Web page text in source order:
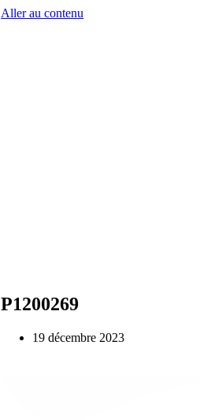
Aller au contenu
P1200269
19 décembre 2023